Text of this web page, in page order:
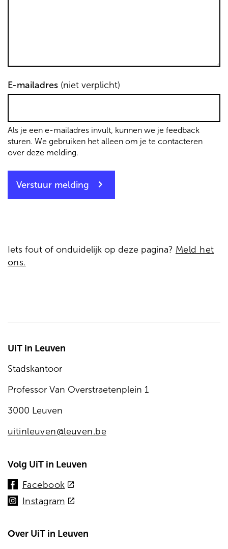
E-mailadres (niet verplicht)
Als je een e-mailadres invult, kunnen we je feedback
sturen. We gebruiken het alleen om je te contacteren
over deze melding.
Verstuur melding
Iets fout of onduidelijk op deze pagina? Meld het
ons.
UiT in Leuven
Stadskantoor
Professor Van Overstraetenplein 1
3000 Leuven
uitinleuven@leuven.be
Volg UiT in Leuven
Facebook (externe
link)
Instagram(externe
Over UiT in Leuven